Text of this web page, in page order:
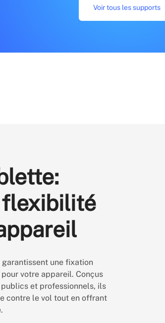
Voir tous les supports
garantissent une fixation
votre appareil. Conçus
et professionnels, ils
contre le vol tout en offrant